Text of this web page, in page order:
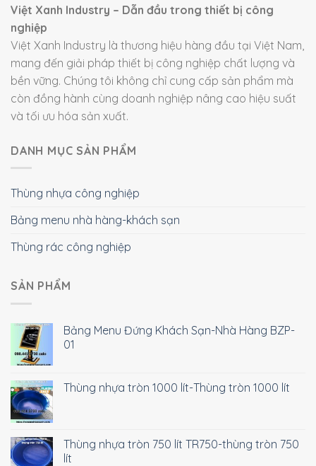
Việt Xanh Industry – Dẫn đầu trong thiết bị công
nghiệp
Việt Xanh Industry là thương hiệu hàng đầu tại Việt Nam,
mang đến giải pháp thiết bị công nghiệp chất lượng và
bền vững. Chúng tôi không chỉ cung cấp sản phẩm mà
còn đồng hành cùng doanh nghiệp nâng cao hiệu suất
và tối ưu hóa sản xuất.
DANH MỤC SẢN PHẨM
Thùng nhựa công nghiệp
Bảng menu nhà hàng-khách sạn
Thùng rác công nghiệp
SẢN PHẨM
Bảng Menu Đứng Khách Sạn-Nhà Hàng BZP-
01
Thùng nhựa tròn 1000 lít-Thùng tròn 1000 lít
Thùng nhựa tròn 750 lít TR750-thùng tròn 750
lít